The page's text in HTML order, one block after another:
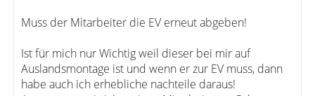
Muss der Mitarbeiter die EV erneut abgeben!
Ist für mich nur Wichtig weil dieser bei mir auf
Auslandsmontage ist und wenn er zur EV muss, dann
habe auch ich erhebliche nachteile daraus!